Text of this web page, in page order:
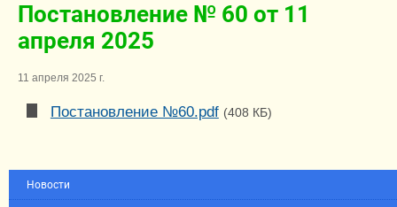
Постановление № 60 от 11
апреля 2025
11 апреля 2025 г.
Постановление №60.pdf (408 КБ)
Новости